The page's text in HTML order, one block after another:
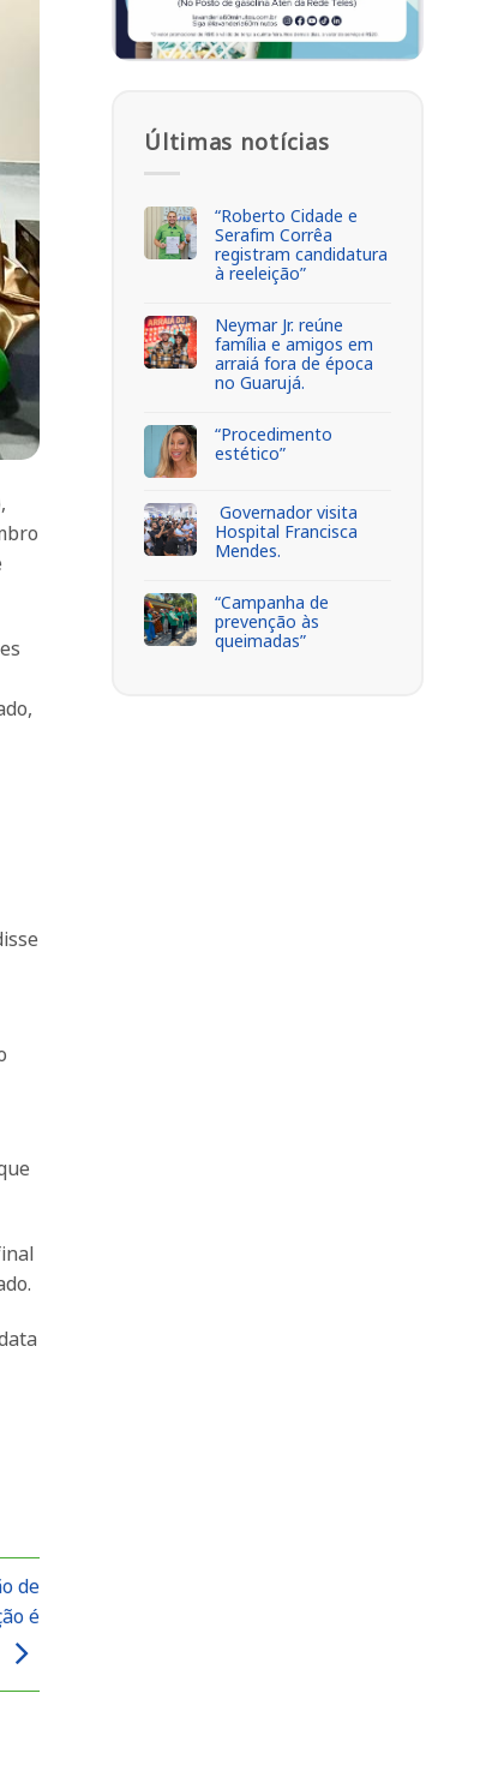
de
é
Últimas notícias
“Roberto Cidade e
Serafim Corrêa
registram candidatura
à reeleição”
Neymar Jr. reúne
família e amigos em
arraiá fora de época
no Guarujá.
“Procedimento
estético”
Governador visita
Hospital Francisca
Mendes.
“Campanha de
prevenção às
queimadas”